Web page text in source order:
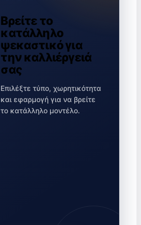
Βρείτε το
κατάλληλο
ψεκαστικό για
την καλλιέργειά
σας
Επιλέξτε τύπο, χωρητικότητα
και εφαρμογή για να βρείτε
το κατάλληλο μοντέλο.